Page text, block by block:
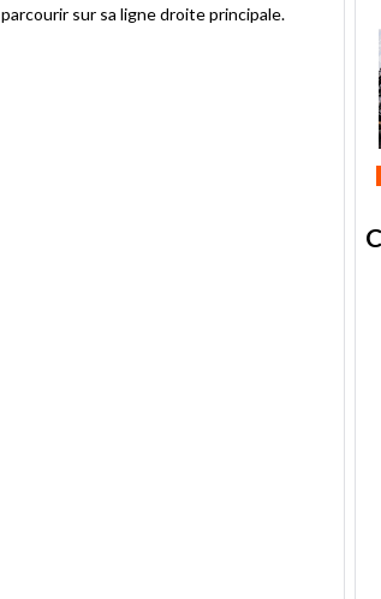
sur sa ligne droite principale.